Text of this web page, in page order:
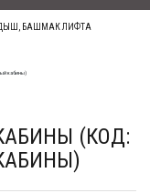
БАШМАК ЛИФТА
(КОД: